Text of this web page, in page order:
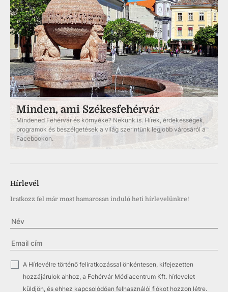
Minden, ami Székesfehérvár
Mindened Fehérvár és környéke? Nekünk is. Hírek, érdekességek,
programok és beszélgetések a világ szerintünk legjobb városáról a
Facebookon.
Hírlevél
Iratkozz fel már most hamarosan induló heti hírlevelünkre!
✓
A Hírlevélre történő feliratkozással önkéntesen, kifejezetten
hozzájárulok ahhoz, a Fehérvár Médiacentrum Kft. hírlevelet
küldjön, és ehhez kapcsolódóan felhasználói fiókot hozzon létre.